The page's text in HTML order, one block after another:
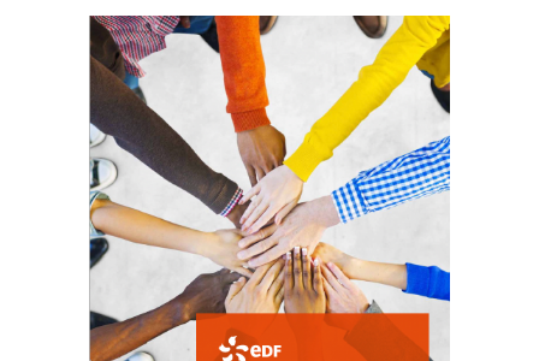
La prévention des conflits
d’intérêts
18 septembre 2023
FEUILLETER